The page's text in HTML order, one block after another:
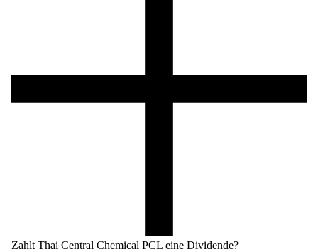
Zahlt Thai Central Chemical PCL eine Dividende?